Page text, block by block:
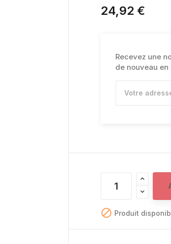
24,92 €
Recevez une
de nouveau en
 Produit